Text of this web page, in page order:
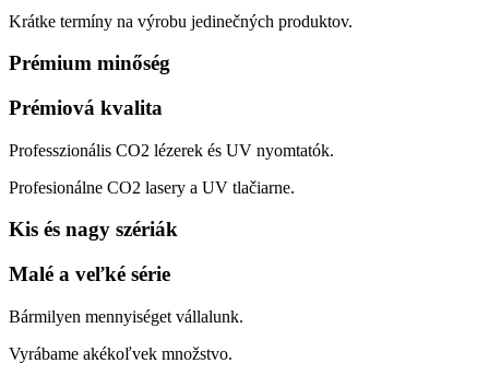
Krátke termíny na výrobu jedinečných produktov.
Prémium minőség
Prémiová kvalita
Professzionális CO2 lézerek és UV nyomtatók.
Profesionálne CO2 lasery a UV tlačiarne.
Kis és nagy szériák
Malé a veľké série
Bármilyen mennyiséget vállalunk.
Vyrábame akékoľvek množstvo.